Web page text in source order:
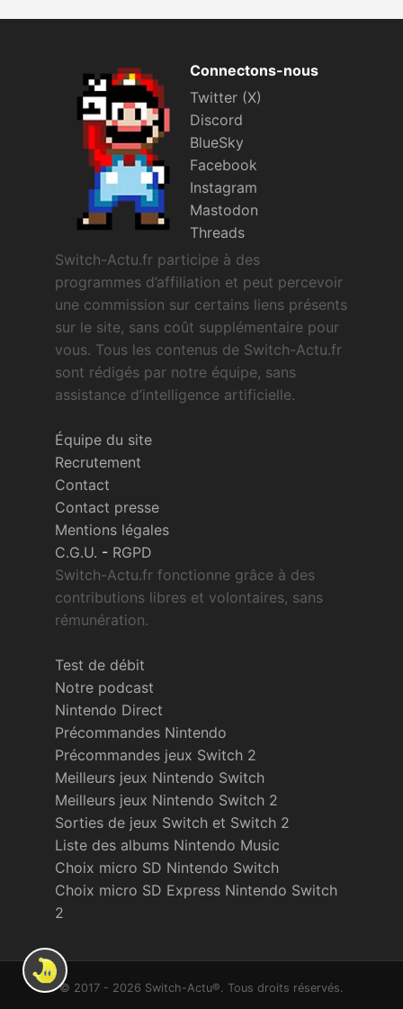
Connectons-nous
Twitter (X)
Discord
BlueSky
Facebook
Instagram
Mastodon
Threads
Switch-Actu.fr participe à des
programmes d’affiliation et peut percevoir
une commission sur certains liens présents
sur le site, sans coût supplémentaire pour
vous. Tous les contenus de Switch-Actu.fr
sont rédigés par notre équipe, sans
assistance d’intelligence artificielle.
Équipe du site
Recrutement
Contact
Contact presse
Mentions légales
C.G.U. - RGPD
Switch-Actu.fr fonctionne grâce à des
contributions libres et volontaires, sans
rémunération.
Test de débit
Notre podcast
Nintendo Direct
Précommandes Nintendo
Précommandes jeux Switch 2
Meilleurs jeux Nintendo Switch
Meilleurs jeux Nintendo Switch 2
Sorties de jeux Switch et Switch 2
Liste des albums Nintendo Music
Choix micro SD Nintendo Switch
Choix micro SD Express Nintendo Switch
2
© 2017 - 2026 Switch-Actu®. Tous droits réservés.